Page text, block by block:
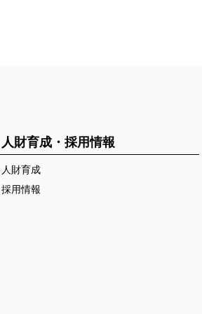
人財育成・採用情報
人財育成
採用情報